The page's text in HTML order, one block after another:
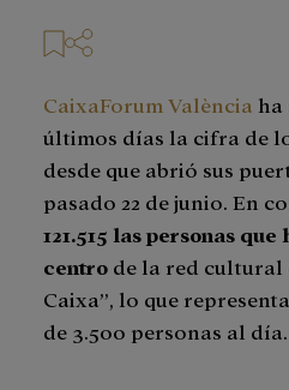
CaixaForum València ha
últimos días la cifra de
desde que abrió sus
pasado 22 de junio. En
121.515 las personas
centro de la red cultural
Caixa”, lo que
de 3.500 personas al día.